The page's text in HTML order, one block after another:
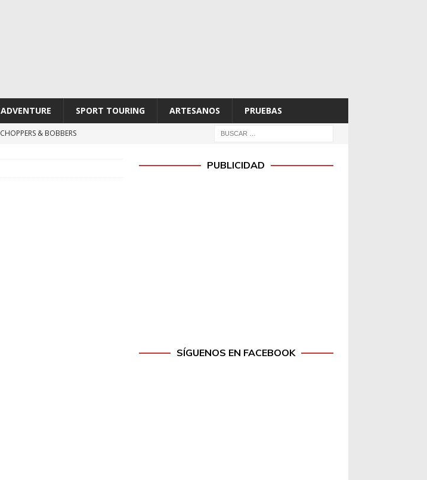
ADVENTURE SPORT TOURING ARTESANOS PRUEBAS
CHOPPERS & BOBBERS
PUBLICIDAD
SÍGUENOS EN FACEBOOK